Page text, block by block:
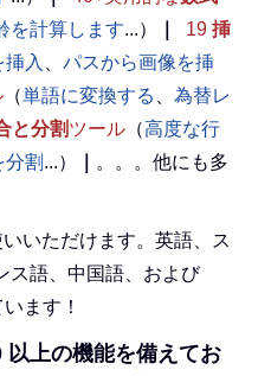
を計算します...） 19 挿
入
パスから画像を挿
（単語に変換する
為替レ
と分割ツール （高度な行
分割 ...）
。。。他にも多
いただけます。英語、ス
ス語、中国語、および
ます！
上の機能を備えてお